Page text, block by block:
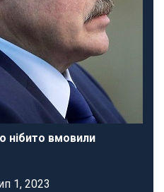
нібито вмовили
1, 2023